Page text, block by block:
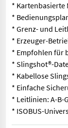
* Kartenbasierte
*
* Grenz- und
* Erzeuger-
* Empfohlen für
* Slingshot®-
* Kabellose
* Einfache
* Leitlinien: A-B-
* ISOBUS-
Raven CR12